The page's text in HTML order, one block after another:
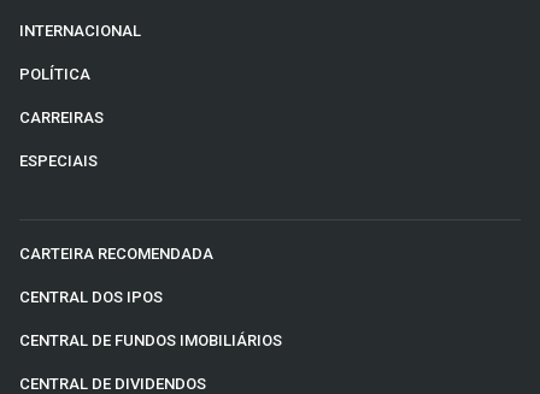
INTERNACIONAL
POLÍTICA
CARREIRAS
ESPECIAIS
CARTEIRA RECOMENDADA
CENTRAL DOS IPOS
CENTRAL DE FUNDOS IMOBILIÁRIOS
CENTRAL DE DIVIDENDOS